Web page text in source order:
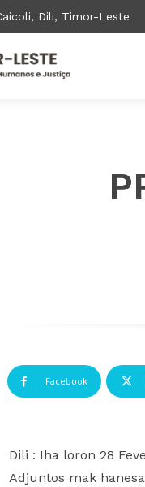
Dili, Timor-Leste
Facebook
Dili : Iha loron 28
Adjuntos mak